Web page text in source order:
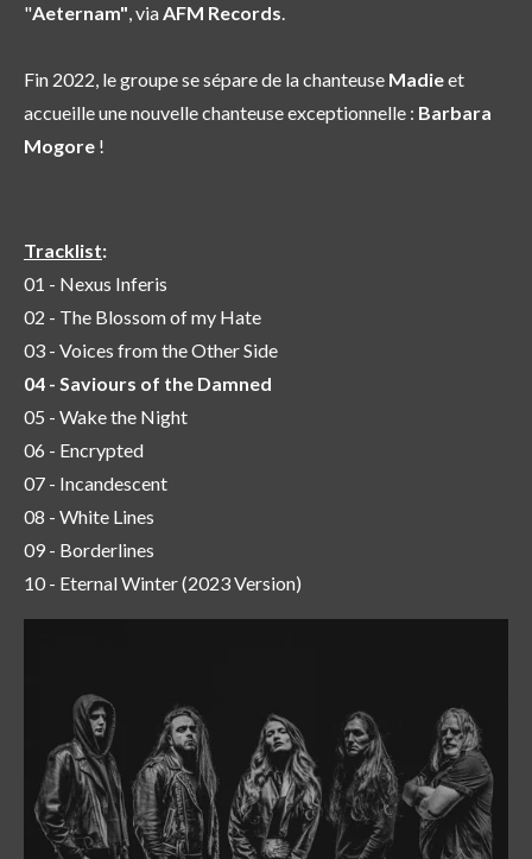
"Aeternam", viaAFM Records.
Fin 2022, le groupe se sépare de la chanteuse Madieet
accueille une nouvelle chanteuse exceptionnelle : Barbara
Mogore !
Tracklist:
01 - Nexus Inferis
02 - The Blossom of my Hate
03 - Voices from the Other Side
04 - Saviours of the Damned
05 - Wake the Night
06 - Encrypted
07 - Incandescent
08 - White Lines
09 - Borderlines
10 - Eternal Winter (2023 Version)